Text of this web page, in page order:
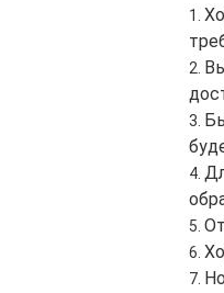
1.
2.
3.
4.
5.
6.
7.